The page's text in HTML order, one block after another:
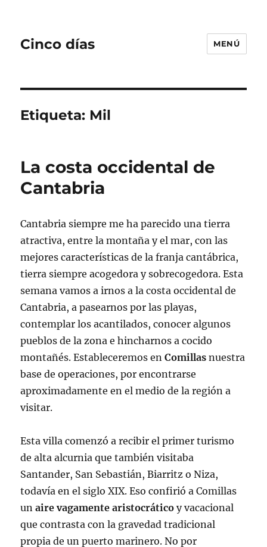
Cinco días MENÚ
Etiqueta: Mil
La costa occidental de
Cantabria
Cantabria siempre me ha parecido una tierra
atractiva, entre la montaña y el mar, con las
mejores características de la franja cantábrica,
tierra siempre acogedora y sobrecogedora. Esta
semana vamos a irnos a la costa occidental de
Cantabria, a pasearnos por las playas,
contemplar los acantilados, conocer algunos
pueblos de la zona e hincharnos a cocido
montañés. Estableceremos enComillas nuestra
base de operaciones, por encontrarse
aproximadamente en el medio de la región a
visitar.
Esta villa comenzó a recibir el primer turismo
de alta alcurnia que también visitaba
Santander, San Sebastián, Biarritz o Niza,
todavía en el siglo XIX. Eso confirió a Comillas
unaire vagamente aristocrático y vacacional
que contrasta con la gravedad tradicional
propia de un puerto marinero. No por